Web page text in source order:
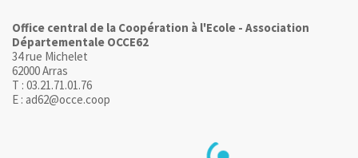
Office central de la Coopération à l'Ecole - Association
Départementale OCCE62
34 rue Michelet
62000 Arras
T : 03.21.71.01.76
E : ad62@occe.coop